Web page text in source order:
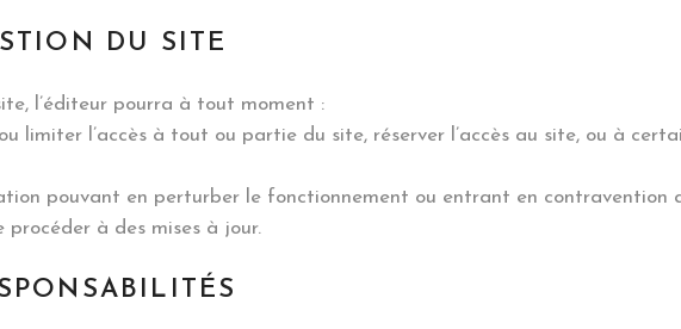
DU SITE
l’éditeur pourra à tout moment :
limiter l’accès à tout ou partie du site, réserver l’accès au site, ou à
pouvant en perturber le fonctionnement ou entrant en contravention
à des mises à jour.